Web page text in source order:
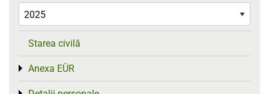
Starea civilă
Anexa EÜR
Toggle menu